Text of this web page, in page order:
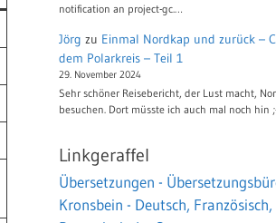
notification an project-gc.…
Jörg zu Einmal Nordkap und zurück –
dem Polarkreis – Teil 1
29. November 2024
Sehr schöner Reisebericht, der Lust macht,
besuchen. Dort müsste ich auch mal noch hin
Linkgeraffel
Übersetzungen -
Kronsbein - Deutsch, Französisch,